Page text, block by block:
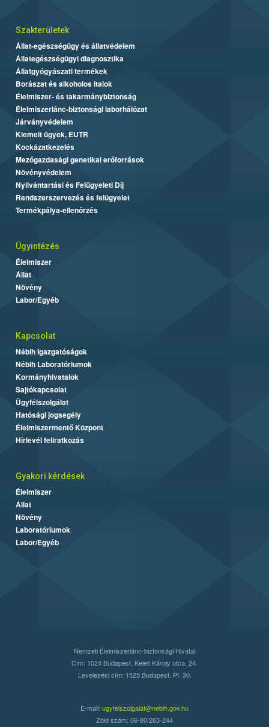
Szakterületek
Állat-egészségügy és állatvédelem
Állategészségügyi diagnosztika
Állatgyógyászati termékek
Borászat és alkoholos italok
Élelmiszer- és takarmánybiztonság
Élelmiszerlánc-biztonsági laborhálózat
Járványvédelem
Kiemelt ügyek, EUTR
Kockázatkezelés
Mezőgazdasági genetikai erőforrások
Növényvédelem
Nyilvántartási és Felügyeleti Díj
Rendszerszervezés és felügyelet
Termékpálya-ellenőrzés
Ügyintézés
Élelmiszer
Állat
Növény
Labor/Egyéb
Kapcsolat
Nébih Igazgatóságok
Nébih Laboratóriumok
Kormányhivatalok
Sajtókapcsolat
Ügyfélszolgálat
Hatósági jogsegély
Élelmiszermentő Központ
Hírlevél feliratkozás
Gyakori kérdések
Élelmiszer
Állat
Növény
Laboratóriumok
Labor/Egyéb
Nemzeti Élelmiszerlánc-biztonsági Hivatal
Cím: 1024 Budapest, Keleti Károly utca. 24.
Levelezési cím: 1525 Budapest. Pf. 30.
E-mail: ugyfelszolgalat@nebih.gov.hu
Zöld szám: 06-80/263-244